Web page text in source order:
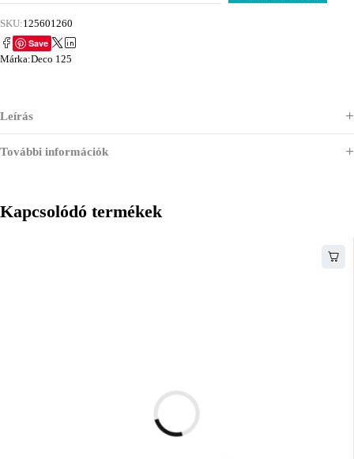
SKU:125601260
Save
Márka:Deco 125
Leírás
További információk
Kapcsolódó termékek